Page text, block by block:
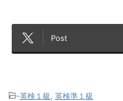
Post
-英検１級 英検準１級